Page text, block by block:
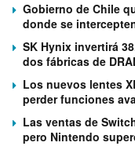
Gobierno de Chile
donde se
SK Hynix invertirá
dos fábricas de
Los nuevos lentes
perder funciones
Las ventas de
pero Nintendo